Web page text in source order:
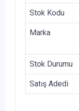
Stok Kodu
Marka
Stok Durumu
Satış Adedi